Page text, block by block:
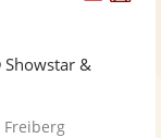
&
Freiberg